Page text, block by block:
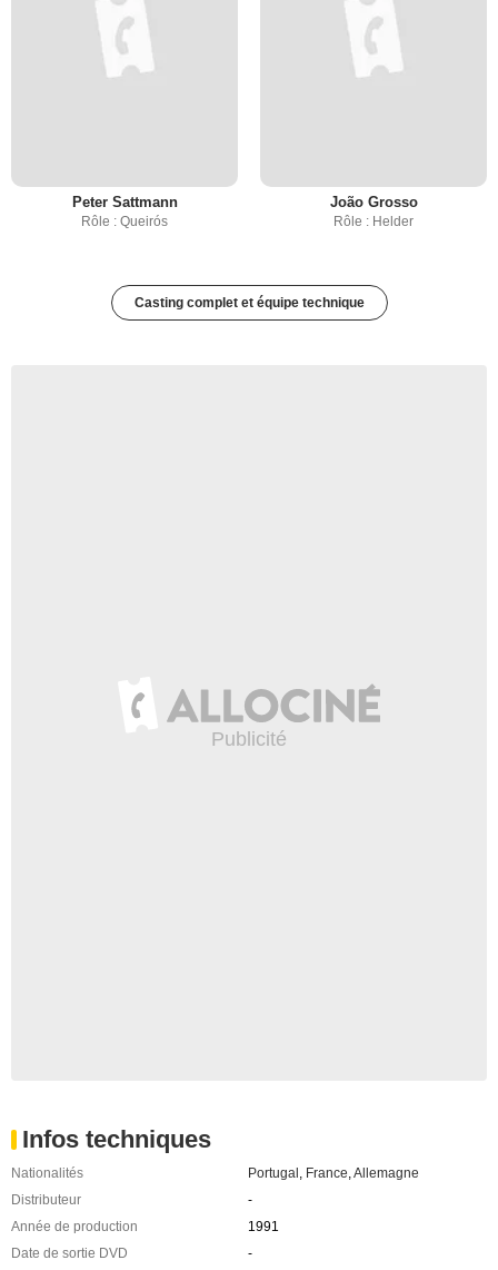
Peter Sattmann
Rôle : Queirós
João Grosso
Rôle : Helder
Casting complet et équipe technique
Infos techniques
Nationalités Portugal , France,Allemagne
Distributeur
-
Année de production
1991
Date de sortie DVD
-